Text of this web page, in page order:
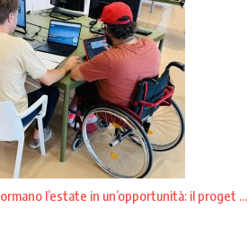
l’estate in un’opportunità: il proget ...